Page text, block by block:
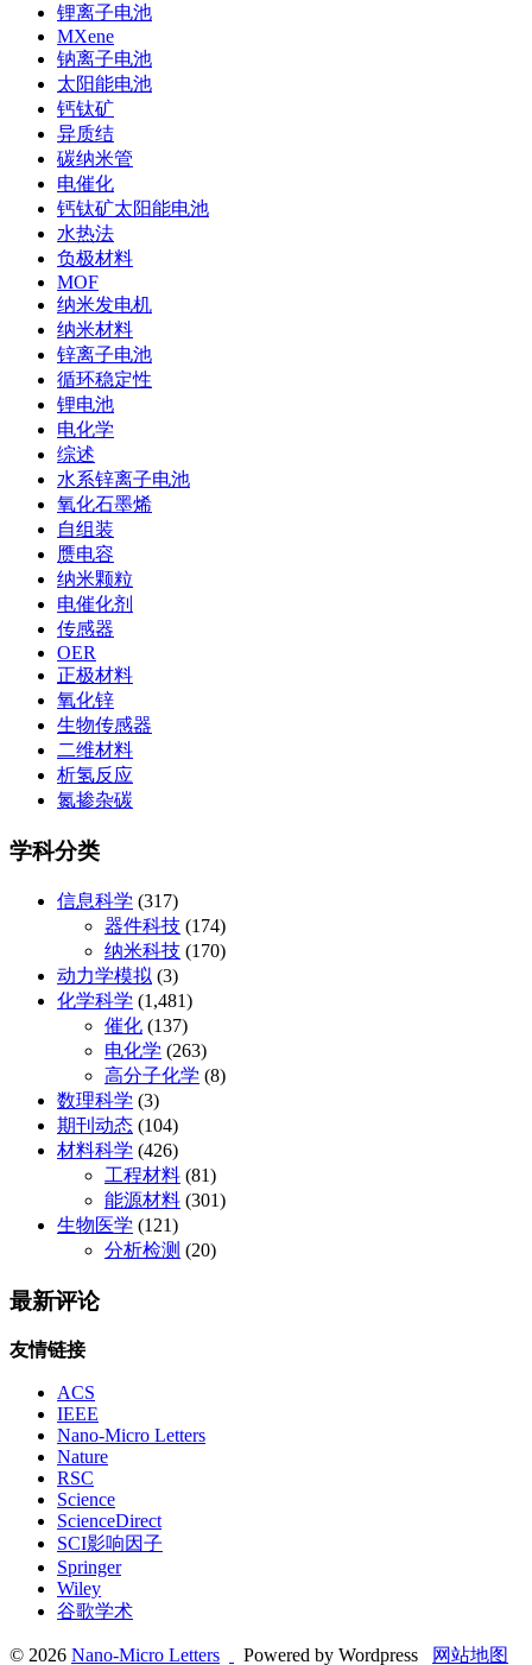
锂离子电池
MXene
钠离子电池
太阳能电池
钙钛矿
异质结
碳纳米管
电催化
钙钛矿太阳能电池
水热法
负极材料
MOF
纳米发电机
纳米材料
锌离子电池
循环稳定性
锂电池
电化学
综述
水系锌离子电池
氧化石墨烯
自组装
赝电容
纳米颗粒
电催化剂
传感器
OER
正极材料
氧化锌
生物传感器
二维材料
析氢反应
氮掺杂碳
学科分类
信息科学 (317)
器件科技 (174)
纳米科技 (170)
动力学模拟 (3)
化学科学 (1,481)
催化 (137)
电化学 (263)
高分子化学 (8)
数理科学 (3)
期刊动态 (104)
材料科学 (426)
工程材料 (81)
能源材料 (301)
生物医学 (121)
分析检测 (20)
最新评论
友情链接
ACS
IEEE
Nano-Micro Letters
Nature
RSC
Science
ScienceDirect
SCI影响因子
Springer
Wiley
谷歌学术
© 2026 Nano-Micro Letters Powered by Wordpress 网站地图